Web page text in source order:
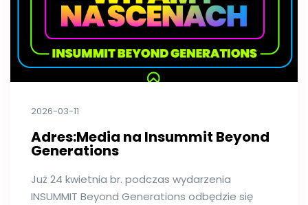
2026-03-11
Adres:Media na Insummit Beyond
Generations
Już 24 kwietnia br. podczas wydarzenia
INSUMMIT Beyond Generations odbędzie się